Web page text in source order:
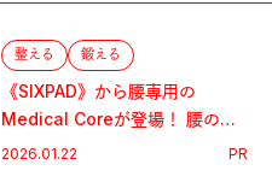
整える 鍛える
《SIXPAD》から腰専用の
Medical Coreが登場！ 腰の不
安には、“支えて、鍛える”が新
2026.01.22 PR